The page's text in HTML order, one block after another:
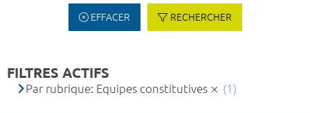
EFFACER RECHERCHER
FILTRES ACTIFS
Par rubrique: Equipes constitutives (1)